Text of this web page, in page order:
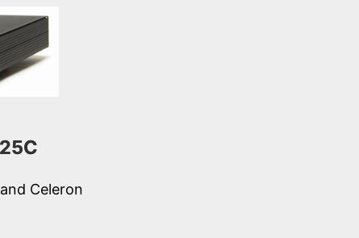
Celeron